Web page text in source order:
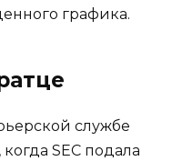
графика.
службе
когда SEC подала